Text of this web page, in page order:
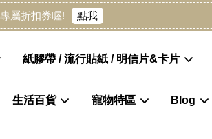
屬折扣券喔! 點我
紙膠帶 / 流行貼紙 / 明信片&卡片
生活百貨 寵物特區 Blog